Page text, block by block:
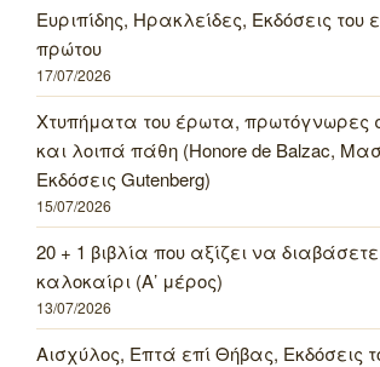
Ευριπίδης, Ηρακλείδες, Εκδόσεις του
πρώτου
17/07/2026
Χτυπήματα του έρωτα, πρωτόγνωρες
και λοιπά πάθη (Honore de Balzac,
Εκδόσεις Gutenberg)
15/07/2026
20 + 1 βιβλία που αξίζει να
καλοκαίρι (Α’ μέρος)
13/07/2026
Αισχύλος, Επτά επί Θήβας, Εκδόσεις